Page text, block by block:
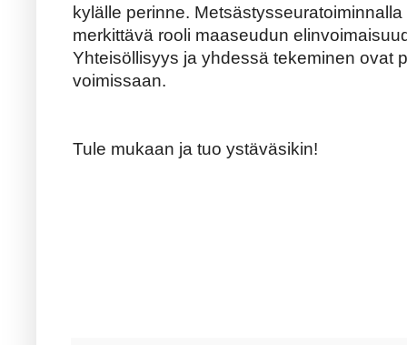
kylälle perinne.
merkittävä rooli maaseudun
Yhteisöllisyys ja yhdessä tekeminen ovat
voimissaan.
Tule mukaan ja tuo ystäväsikin!